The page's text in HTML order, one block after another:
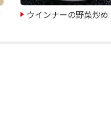
ウインナーの野菜炒め